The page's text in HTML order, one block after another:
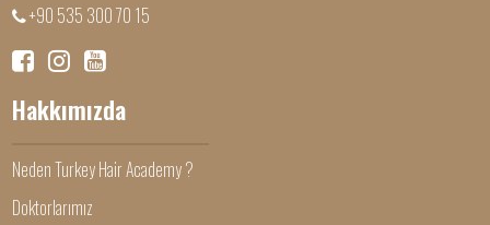
+90 535 300 70 15
Hakkımızda
Neden Turkey Hair Academy ?
Doktorlarımız